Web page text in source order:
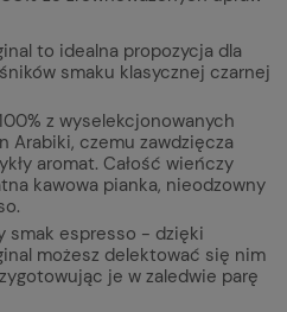
to idealna propozycja dla
smaku klasycznej czarnej
z wyselekcjonowanych
Arabiki, czemu zawdzięcza
aromat. Całość wieńczy
kawowa pianka, nieodzowny
smak espresso - dzięki
możesz delektować się nim
je w zaledwie parę